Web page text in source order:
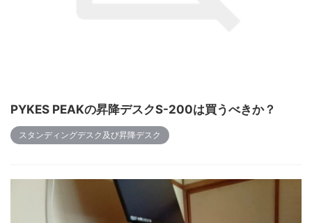
PYKES PEAKの昇降デスクS-200は買うべきか？
スタンディングデスク及び昇降デスク